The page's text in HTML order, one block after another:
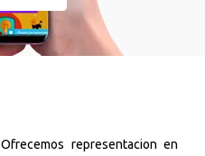
Ofrecemos representacion en